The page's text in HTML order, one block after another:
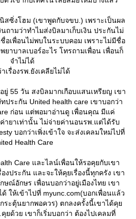
สซิ่งโฮม (เขาพูดกับจขบ.) เพราะเป็นผล
ถามว่าทำไมส่งบิลมาเก็บเงิน ประกันไม่
อเพื่อนไม่พบในระบบคอม เพราะไม่มีชื่อ
ยาบาลเบอร์อะไร โทรถามเพื่อน เพื่อนก็
จำไม่ได้
าเรื่องรพ.ยังเคลียไม่ได้
55 วัน สงบิลมากเกือบแสนเหรียญ เขา
ประกัน United health care เขาบอกว่า
ก่อน แต่พอมาอ่านดู เพื่อนคุณ มีแค่
ายาเท่านั้น ไม่จ่ายค่านอนรพ.แต่ได้รับ
บอกว่าเพิ่งเข้าใจ จะส่งเคลมใหม่ไปที่
Health Care
Care และไลน์เพื่อนให้รอคุยกับเขา
งประกัน และจะให้คุยเรื่องนี้ทุกครัง เขา
ษณ์อักษร เพื่อนบอกว่าอยู่เมืองไทย เขา
ให้เข้าไปที่ myunc.com(บอกเพื่อนแล้ว
ระตุ้นยากพอควร) ตกลงครั้งนี้เขาได้คุ
ยด้วย เขาก็เริ่มบอกว่า ต้องไปเคลมที่